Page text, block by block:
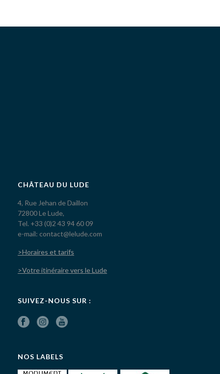
CHÂTEAU DU LUDE
4, Rue Jehan de Daillon
72800 Le Lude,
Tel. +33 (0)2 43 94 60 09
e-mail: contact@lelude.com
>Horaires et tarifs
>Votre itinéraire vers le Lude
SUIVEZ-NOUS SUR :
NOS LABELS